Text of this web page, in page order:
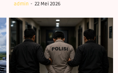
admin 22 Mei 2026